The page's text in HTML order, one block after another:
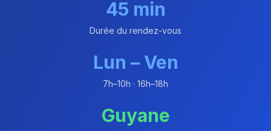
45 min
Durée du rendez-vous
Lun – Ven
7h–10h · 16h–18h
Guyane